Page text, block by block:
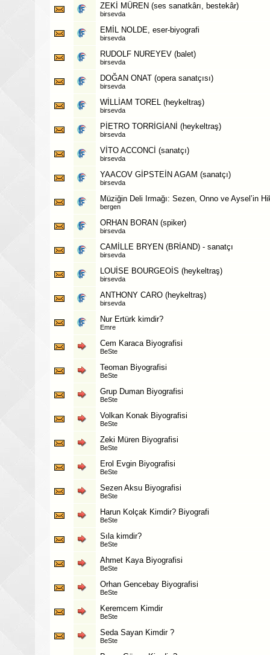
ZEKİ MÜREN (ses sanatkârı, bestekâr)
birsevda
EMİL NOLDE, eser-biyografi
birsevda
RUDOLF NUREYEV (balet)
birsevda
DOĞAN ONAT (opera sanatçısı)
birsevda
WİLLİAM TOREL (heykeltraş)
birsevda
PİETRO TORRİGİANİ (heykeltraş)
birsevda
VİTO ACCONCİ (sanatçı)
birsevda
YAACOV GİPSTEİN AGAM (sanatçı)
birsevda
Müziğin Deli Irmağı: Sezen, Onno ve Aysel’in
bergen
ORHAN BORAN (spiker)
birsevda
CAMİLLE BRYEN (BRİAND) - sanatçı
birsevda
LOUİSE BOURGEOİS (heykeltraş)
birsevda
ANTHONY CARO (heykeltraş)
birsevda
Nur Ertürk kimdir?
Emre
Cem Karaca Biyografisi
BeSte
Teoman Biyografisi
BeSte
Grup Duman Biyografisi
BeSte
Volkan Konak Biyografisi
BeSte
Zeki Müren Biyografisi
BeSte
Erol Evgin Biyografisi
BeSte
Sezen Aksu Biyografisi
BeSte
Harun Kolçak Kimdir? Biyografi
BeSte
Sıla kimdir?
BeSte
Ahmet Kaya Biyografisi
BeSte
Orhan Gencebay Biyografisi
BeSte
Keremcem Kimdir
BeSte
Seda Sayan Kimdir ?
BeSte